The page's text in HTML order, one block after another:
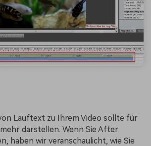
Lauftext zu Ihrem Video sollte für
darstellen. Wenn Sie After
haben wir veranschaulicht, wie Sie